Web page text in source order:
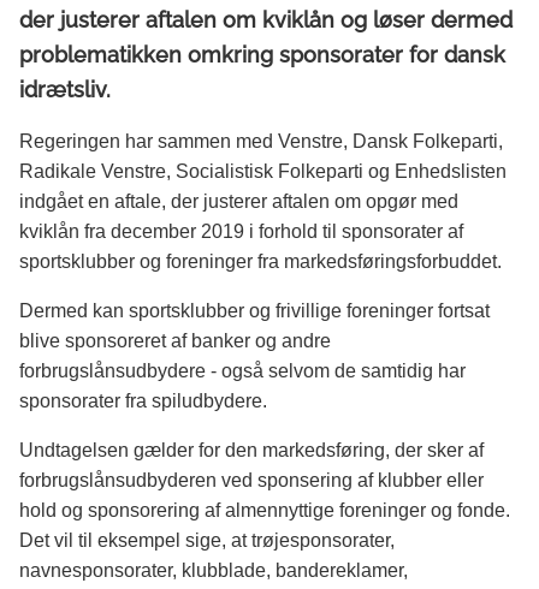
der justerer aftalen om kviklån og løser dermed
problematikken omkring sponsorater for dansk
idrætsliv.
Regeringen har sammen med Venstre, Dansk Folkeparti,
Radikale Venstre, Socialistisk Folkeparti og Enhedslisten
indgået en aftale, der justerer aftalen om opgør med
kviklån fra december 2019 i forhold til sponsorater af
sportsklubber og foreninger fra markedsføringsforbuddet.
Dermed kan sportsklubber og frivillige foreninger fortsat
blive sponsoreret af banker og andre
forbrugslånsudbydere - også selvom de samtidig har
sponsorater fra spiludbydere.
Undtagelsen gælder for den markedsføring, der sker af
forbrugslånsudbyderen ved sponsering af klubber eller
hold og sponsorering af almennyttige foreninger og fonde.
Det vil til eksempel sige, at trøjesponsorater,
navnesponsorater, klubblade, bandereklamer,